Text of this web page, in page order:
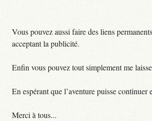
Vous pouvez aussi faire des liens
acceptant la publicité.
Enfin vous pouvez tout simplement me
En espérant que l’aventure puisse
Merci à tous...